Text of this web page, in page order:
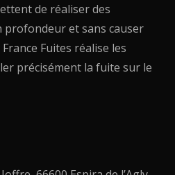
de réaliser des
profondeur et sans causer
Fuites réalise les
précisément la fuite sur le